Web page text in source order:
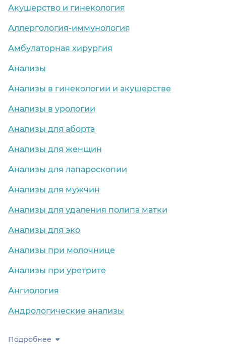
Акушерство и гинекология
Аллергология-иммунология
Амбулаторная хирургия
Анализы
Анализы в гинекологии и акушерстве
Анализы в урологии
Анализы для аборта
Анализы для женщин
Анализы для лапароскопии
Анализы для мужчин
Анализы для удаления полипа матки
Анализы для эко
Анализы при молочнице
Анализы при уретрите
Ангиология
Андрологические анализы
Подробнее